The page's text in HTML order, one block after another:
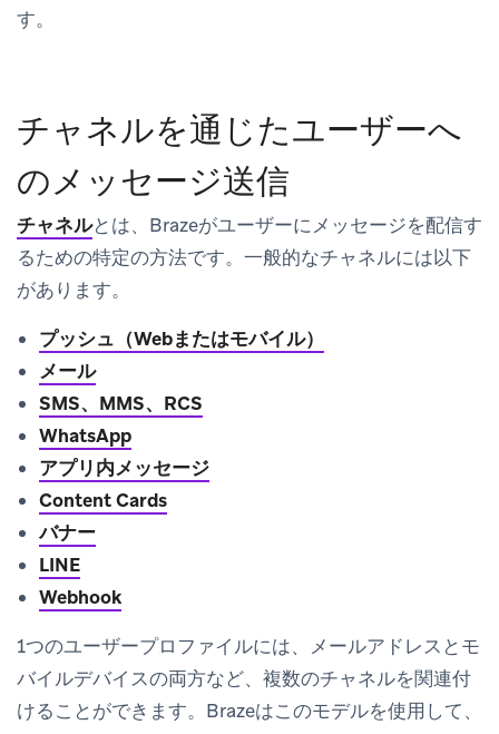
す。
チャネルを通じたユーザーへ
のメッセージ送信
チャネルとは、Brazeがユーザーにメッセージを配信す
るための特定の方法です。一般的なチャネルには以下
があります。
プッシュ（Webまたはモバイル）
メール
SMS、MMS、RCS
WhatsApp
アプリ内メッセージ
Content Cards
バナー
LINE
Webhook
1つのユーザープロファイルには、メールアドレスとモ
バイルデバイスの両方など、複数のチャネルを関連付
けることができます。Brazeはこのモデルを使用して、